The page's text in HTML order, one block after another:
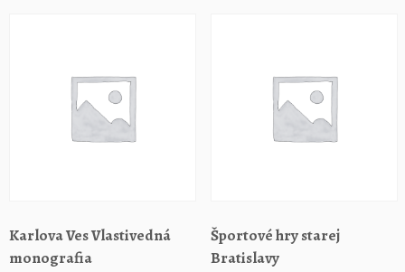
Karlova Ves Vlastivedná
monografia
Športové hry starej
Bratislavy